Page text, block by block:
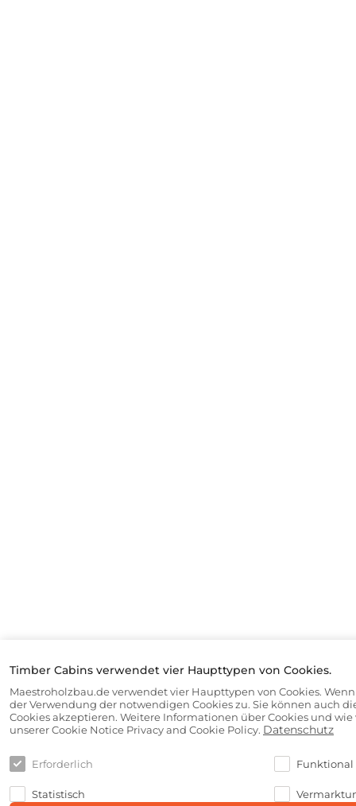
Timber Cabins verwendet vier Haupttypen von Cookies.
Maestroholzbau.de verwendet vier Haupttypen von Cookies.
der Verwendung der notwendigen Cookies zu. Sie können auch
Cookies akzeptieren. Weitere Informationen über Cookies und
unserer Cookie Notice Privacy and Cookie Policy. Datenschutz
Erforderlich Funktional
Statistisch